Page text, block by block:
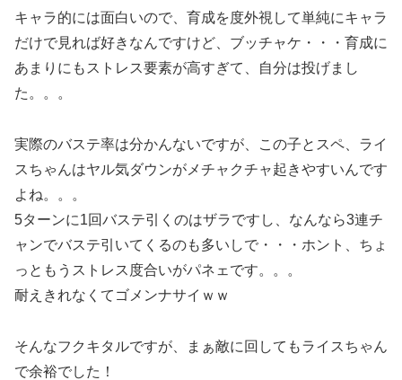
キャラ的には面白いので、育成を度外視して単純にキャラ
だけで見れば好きなんですけど、ブッチャケ・・・育成に
あまりにもストレス要素が高すぎて、自分は投げまし
た。。。
実際のバステ率は分かんないですが、この子とスペ、ライ
スちゃんはヤル気ダウンがメチャクチャ起きやすいんです
よね。。。
5ターンに1回バステ引くのはザラですし、なんなら3連チ
ャンでバステ引いてくるのも多いしで・・・ホント、ちょ
っともうストレス度合いがパネェです。。。
耐えきれなくてゴメンナサイｗｗ
そんなフクキタルですが、まぁ敵に回してもライスちゃん
で余裕でした！